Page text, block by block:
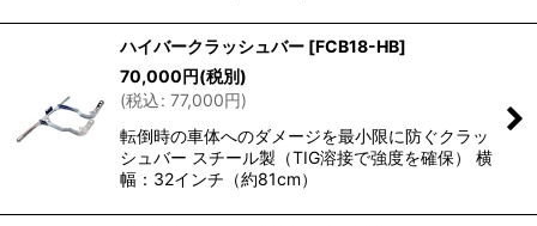
ハイバークラッシュバー [FCB18-HB]
70,000円(税別)
(税込: 77,000円)
転倒時の車体へのダメージを最小限に防ぐクラッ
シュバー スチール製（TIG溶接で強度を確保） 横
幅：32インチ（約81cm）